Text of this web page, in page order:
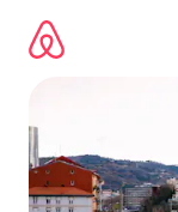
directement